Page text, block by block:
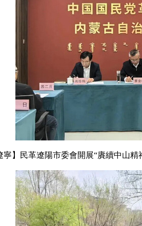
寧】民革遼陽市委會開展“賡續中山